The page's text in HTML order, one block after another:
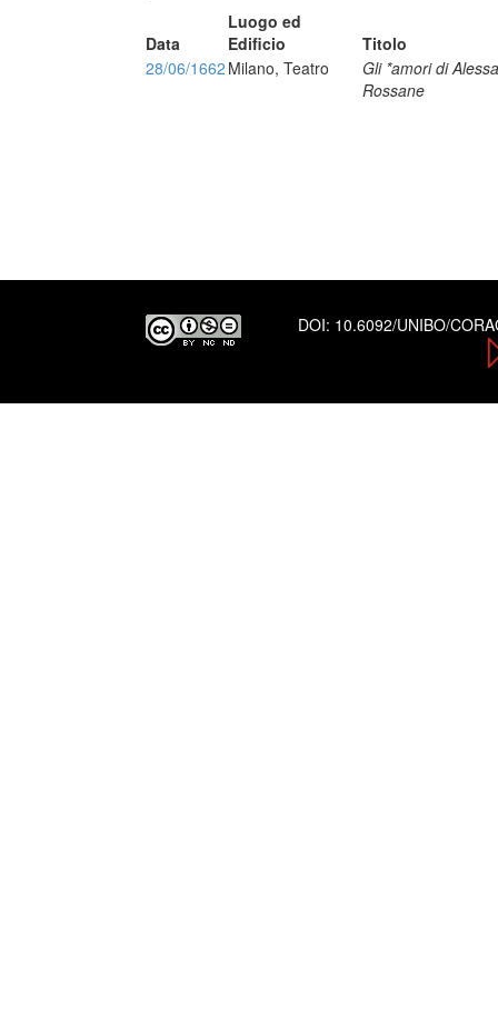
Data
Luogo ed
Edificio
Titolo
28/06/1662 Milano, Teatro
Gli *amori di
Rossane
DOI: 10.6092/UNIBO/